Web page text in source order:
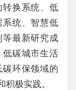
换系统、低
统、智慧低
最新研究成
碳城市生活
环保领域的
极实践。